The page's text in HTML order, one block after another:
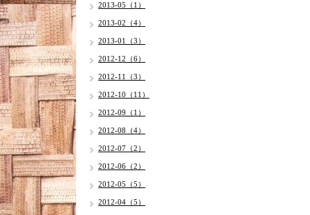
2013-05（1）
2013-02（4）
2013-01（3）
2012-12（6）
2012-11（3）
2012-10（11）
2012-09（1）
2012-08（4）
2012-07（2）
2012-06（2）
2012-05（5）
2012-04（5）